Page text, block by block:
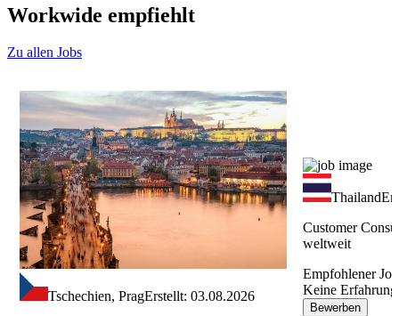
Kultur verstehen und mit Heimweh umgehen. Dieser Expat-Guide
zeigt dir, wie du deine ersten Monate im Ausland optimal nutzt,
weiterentwickelst. Wenn du diese Tipps berücksichtigst, fällt dir das
Auslandserfahrung von Anfang an genießen.
Workwide empfiehlt
Zu allen Jobs
Tschechien, PragErstellt: 03.08.2026
Thailand
Customer
weltweit
Empfohlener Job
Keine
Bewerben